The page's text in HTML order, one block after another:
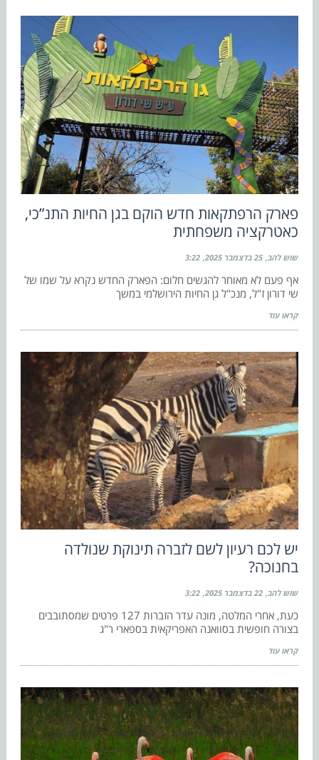
פארק הרפתקאות חדש הוקם בגן החיות התנ”כי,
כאטרקציה משפחתית
שוש להב 25 בדצמבר 2025 3:22
אף פעם לא מאוחר להגשים חלום: הפארק החדש נקרא על שמו של
שי דורון ז"ל, מנכ"ל גן החיות הירושלמי במשך
קראו עוד
יש לכם רעיון לשם לזברה תינוקת שנולדה
בחנוכה?
שוש להב 22 בדצמבר 2025 3:22
כעת, אחרי המלטה, מונה עדר הזברות 127 פרטים שמסתובבים
בצורה חופשית בסוואנה האפריקאית בספארי ר"ג
קראו עוד